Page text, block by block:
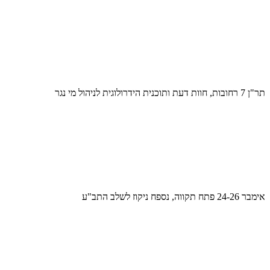
תר"ן 7 רחובות, חוות דעת ותוכנית הידרולוגית לניהול מי נגר
אימבר 24-26 פתח תקווה, נספח ניקוז לשלב התב"ע